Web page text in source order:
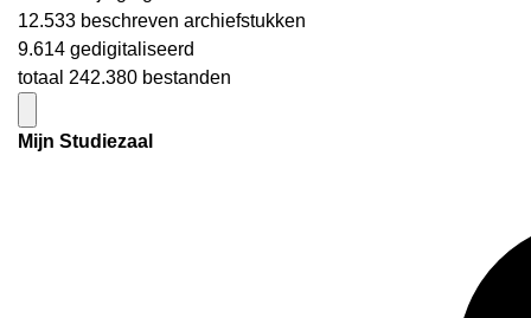
12.533 beschreven archiefstukken
9.614 gedigitaliseerd
totaal 242.380 bestanden
Mijn Studiezaal